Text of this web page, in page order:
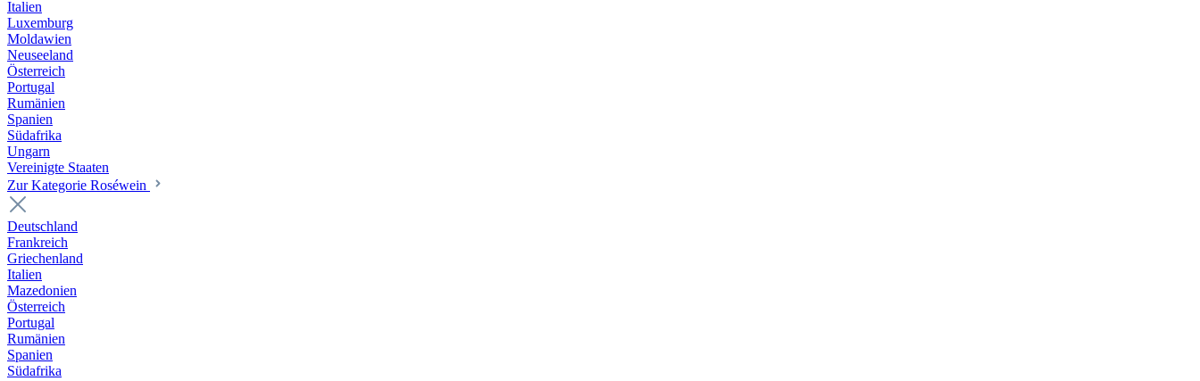
Italien
Luxemburg
Moldawien
Neuseeland
Österreich
Portugal
Rumänien
Spanien
Südafrika
Ungarn
Vereinigte Staaten
Zur Kategorie Roséwein
Deutschland
Frankreich
Griechenland
Italien
Mazedonien
Österreich
Portugal
Rumänien
Spanien
Südafrika